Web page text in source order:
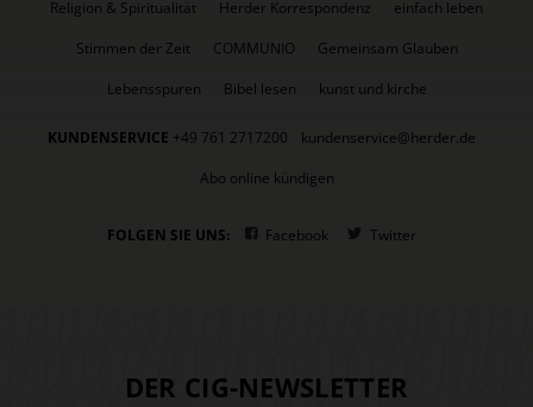
Religion & Spiritualität
Herder Korrespondenz
einfach leben
Stimmen der Zeit
COMMUNIO
Gemeinsam Glauben
Lebensspuren
Bibel lesen kunst und kirche
KUNDENSERVICE +49 761 2717200
kundenservice@herder.de
Abo online kündigen
FOLGEN SIE UNS: Facebook Twitter
DER CIG-NEWSLETTER